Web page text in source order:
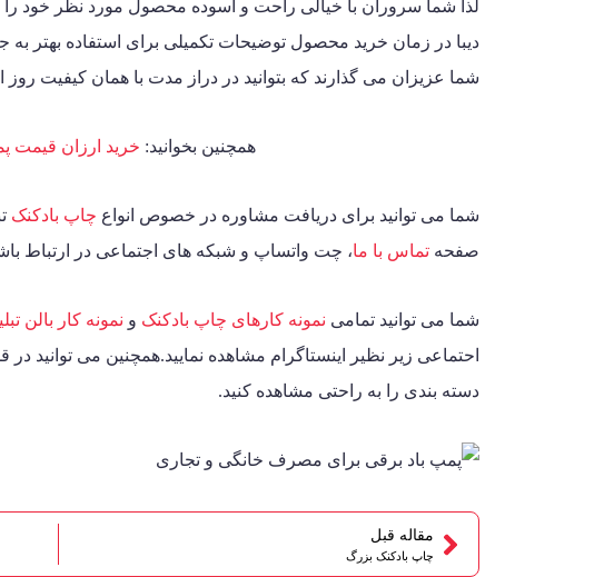
لذا شما سروران با خیالی راحت و آسوده محصول مورد نظر خود
دیبا در زمان خرید محصول توضیحات تکمیلی برای استفاده بهتر
شما عزیزان می گذارند که بتوانید در دراز مدت با همان کیفیت روز
همچنین بخوانید: خرید ارزان قیمت
شما می توانید برای دریافت مشاوره در خصوص انواع چاپ بادکنک
صفحه تماس با ما، چت واتساپ و شبکه های اجتماعی در ارتباط
شما می توانید تمامی نمونه کارهای چاپ بادکنک و نمونه کار بالن
احتماعی زیر نظیر اینستاگرام مشاهده نمایید.همچنین می توانید
دسته بندی را به راحتی مشاهده کنید.
مقاله قبل
چاپ بادکنک بزرگ